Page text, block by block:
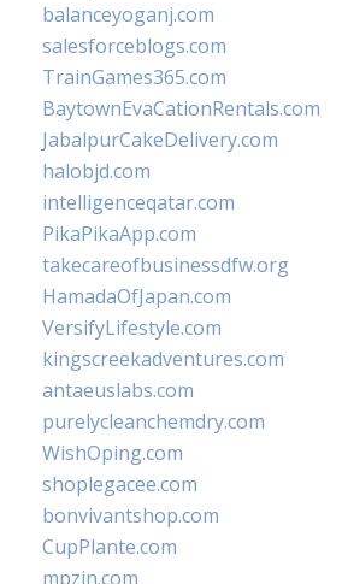
balanceyoganj.com
salesforceblogs.com
TrainGames365.com
BaytownEvaCationRentals.com
JabalpurCakeDelivery.com
halobjd.com
intelligenceqatar.com
PikaPikaApp.com
takecareofbusinessdfw.org
HamadaOfJapan.com
VersifyLifestyle.com
kingscreekadventures.com
antaeuslabs.com
purelycleanchemdry.com
WishOping.com
shoplegacee.com
bonvivantshop.com
CupPlante.com
mpzin.com